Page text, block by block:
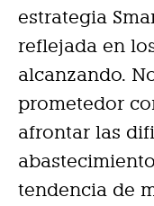
estrategia
reflejada en
alcanzando.
prometedor
afrontar las
tendencia de